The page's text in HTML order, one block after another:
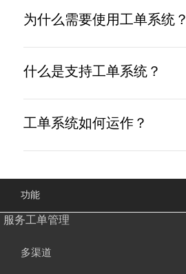
为什么需要使用工单系统？
什么是支持工单系统？
工单系统如何运作？
功能
服务工单管理
多渠道